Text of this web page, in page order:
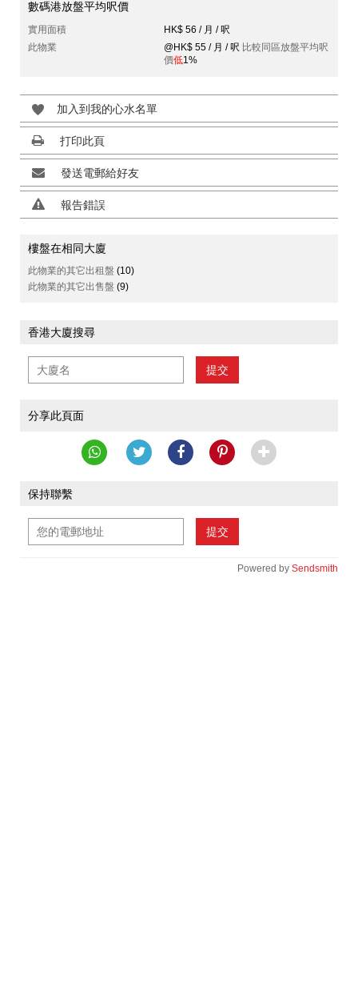
數碼港放盤平均呎價
實用面積
HK$ 56 / 月 / 呎
此物業
@HK$ 55 / 月 / 呎 比較同區放盤平均呎
價低1%
加入到我的心水名單
打印此頁
發送電郵給好友
報告錯誤
樓盤在相同大廈
此物業的其它出租盤 (10)
此物業的其它出售盤 (9)
香港大廈搜尋
提交
分享此頁面
保持聯繫
提交
Powered by Sendsmith